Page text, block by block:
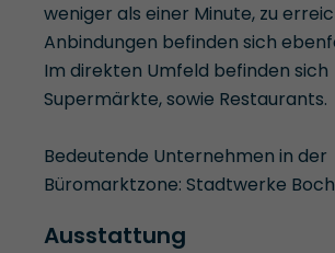
weniger als einer Minute, zu
Anbindungen befinden sich
Im direkten Umfeld befinden sich
Supermärkte, sowie Restaurants.
Bedeutende Unternehmen in der
Büromarktzone: Stadtwerke
Ausstattung